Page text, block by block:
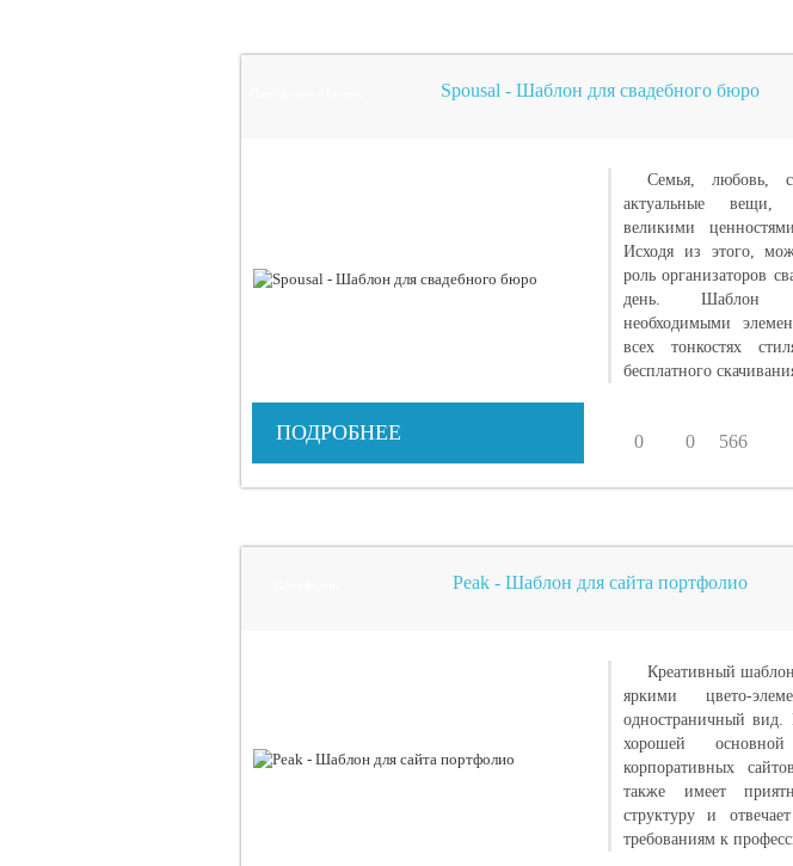
Spousal - Шаблон для свадебного бюро
Семья, любовь,
актуальные вещи,
великими
Исходя из этого,
роль организаторов
день. Шаблон
необходимыми
всех тонкостях
бесплатного
ПОДРОБНЕЕ 0 0 566
Peak - Шаблон для сайта портфолио
Креативный
яркими цвето-
одностраничный
хорошей
корпоративных
также имеет
структуру и
требованиям к